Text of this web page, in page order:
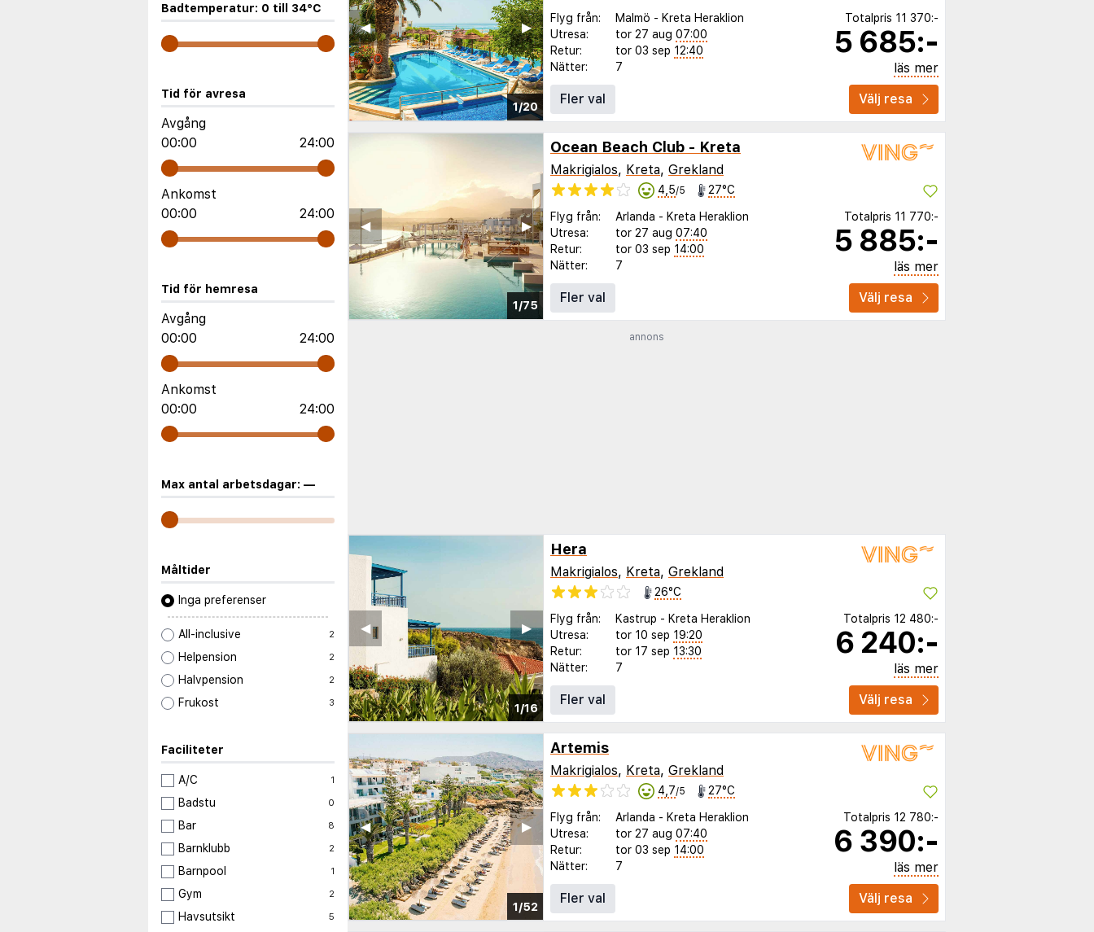
Badtemperatur: 0 till 34°C
Tid för avresa
Avgång
00:00
24:00
Ankomst
00:00
24:00
Tid för hemresa
Avgång
00:00
24:00
Ankomst
00:00
24:00
Max antal arbetsdagar: —
Måltider
Inga preferenser
All-inclusive 2
Helpension 2
Halvpension 2
Frukost 3
Faciliteter
A/C 1
Badstu 0
Bar 8
Barnklubb 2
Barnpool 1
Gym 2
Havsutsikt 5
1/20
▶︎
◀︎
Flyg från: Malmö - Kreta Heraklion
Utresa:
tor 27 aug 07:00
Retur:
tor 03 sep 12:40
Nätter:
7
Totalpris 11 370:-
5 685:-
läs mer
Fler val
Välj resa
1/75
▶︎
◀︎
Ocean Beach Club - Kreta
Makrigialos, Kreta, Grekland
4,5/5 27°C
Flyg från: Arlanda - Kreta Heraklion
Utresa:
tor 27 aug 07:40
Retur:
tor 03 sep 14:00
Nätter:
7
Totalpris 11 770:-
5 885:-
läs mer
Fler val
Välj resa
annons
1/16
▶︎
◀︎
Hera
Makrigialos, Kreta, Grekland
26°C
Flyg från: Kastrup - Kreta Heraklion
Utresa:
tor 10 sep 19:20
Retur:
tor 17 sep 13:30
Nätter:
7
Totalpris 12 480:-
6 240:-
läs mer
Fler val
Välj resa
1/52
▶︎
◀︎
Artemis
Makrigialos, Kreta, Grekland
4,7/5 27°C
Flyg från: Arlanda - Kreta Heraklion
Utresa:
tor 27 aug 07:40
Retur:
tor 03 sep 14:00
Nätter:
7
Totalpris 12 780:-
6 390:-
läs mer
Fler val
Välj resa